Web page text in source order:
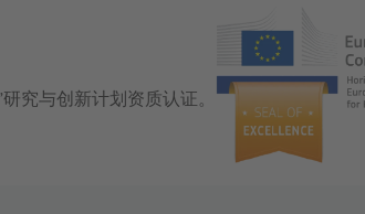
究与创新计划资质认证。